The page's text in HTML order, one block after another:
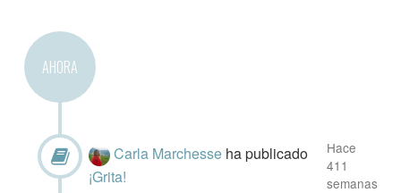
AHORA
Carla Marchesse ha publicado
¡Grita!
Hace
411
semanas